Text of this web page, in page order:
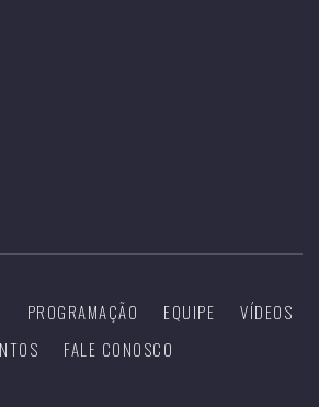
PROGRAMAÇÃO EQUIPE
VÍDEOS
FALE CONOSCO